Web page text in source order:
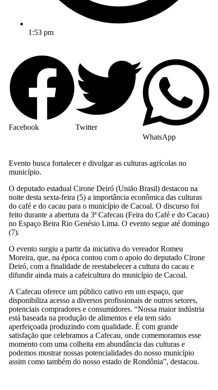
1:53 pm
Facebook
Twitter
WhatsApp
Evento busca fortalecer e divulgar as culturas agrícolas no
município.
O deputado estadual Cirone Deiró (União Brasil) destacou na
noite desta sexta-feira (5) a importância econômica das culturas
do café e do cacau para o município de Cacoal. O discurso foi
feito durante a abertura da 3ª Cafecau (Feira do Café e do Cacau)
no Espaço Beira Rio Genésio Lima. O evento segue até domingo
(7).
O evento surgiu a partir da iniciativa do vereador Romeu
Moreira, que, na época contou com o apoio do deputado Cirone
Deiró, com a finalidade de reestabelecer a cultura do cacau e
difundir ainda mais a cafeicultura do município de Cacoal.
A Cafecau oferece um público cativo em um espaço, que
disponibiliza acesso a diversos profissionais de outros setores,
potenciais compradores e consumidores. “Nossa maior indústria
está baseada na produção de alimentos e ela tem sido
aperfeiçoada produzindo com qualidade. É com grande
satisfação que celebramos a Cafecau, onde comemoramos esse
momento com uma colheita em abundância das culturas e
podemos mostrar nossas potencialidades do nosso município
assim como também do nosso estado de Rondônia”, destacou.